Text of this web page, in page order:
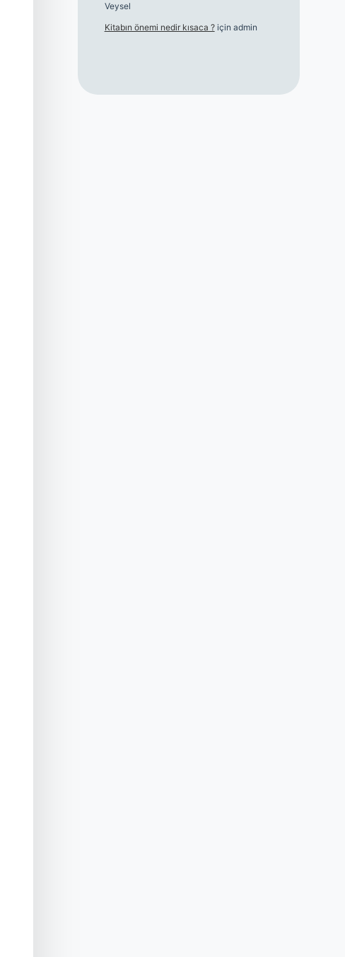
Veysel
Kitabın önemi nedir kısaca ?için admin